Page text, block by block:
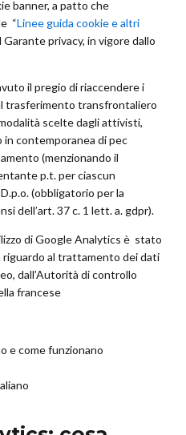
banner, a patto che
“Linee guida cookie e altri
Garante privacy, in vigore dallo
il pregio di riaccendere i
trasferimento transfrontaliero
scelte dagli attivisti,
contemporanea di pec
(menzionando il
p.t. per ciascun
(obbligatorio per la
dell’art. 37 c. 1 lett. a. gdpr).
di Google Analytics è stato
riguardo al trattamento dei dati
dall’Autorità di controllo
francese
e come funzionano